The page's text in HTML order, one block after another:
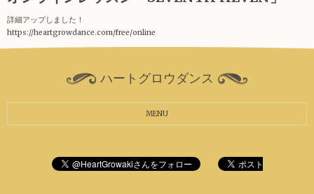
詳細アップしました！
https://heartgrowdance.com/free/online
ハートグロウダンス
MENU